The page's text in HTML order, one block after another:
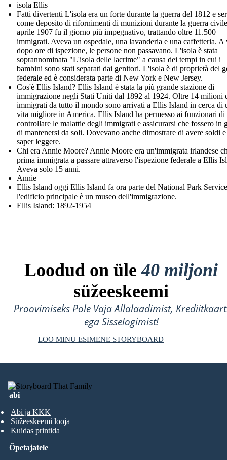
isola Ellis
Fatti divertenti L'isola era un forte durante la guerra del 1812 e
come deposito di rifornimenti di munizioni durante la guerra
aprile 1907 fu il giorno più impegnativo, trattando oltre 11.500
immigrati. Aveva un ospedale, una lavanderia e una caffetteria. A
dopo ore di ispezione, le persone non passavano. L'isola è stata
soprannominata "L'isola delle lacrime" a causa dei tempi in cui i
bambini sono stati separati dai genitori. L'isola è di proprietà del
federale ed è considerata parte di New York e New Jersey.
Cos'è Ellis Island? Ellis Island è stata la più grande stazione di
immigrazione negli Stati Uniti dal 1892 al 1924. Oltre 14 milioni
immigrati da tutto il mondo sono arrivati a Ellis Island in cerca di
vita migliore in America. Ellis Island ha permesso ai funzionari di
controllare le malattie degli immigrati e assicurarsi che fossero in
di mantenersi da soli. Dovevano anche dimostrare di avere soldi
saper leggere.
Chi era Annie Moore? Annie Moore era un'immigrata irlandese
prima immigrata a passare attraverso l'ispezione federale a Ellis
Aveva solo 15 anni.
Annie
Ellis Island oggi Ellis Island fa ora parte del National Park
l'edificio principale è un museo dell'immigrazione.
Ellis Island: 1892-1954
Loodud on üle40 miljoni
süžeeskeemi
Proovimiseks Pole Vaja Allalaadimist,
ega Sisselogimist!
LOO MINU ESIMENE STORYBOARD
abi
Abi ja KKK
Süžeeskeemi looja
Kuidas printida
Õpetajatele